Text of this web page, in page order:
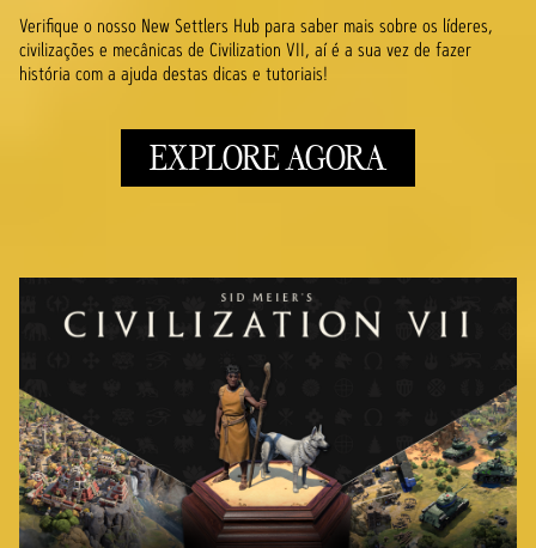
Verifique o nosso New Settlers Hub para saber mais sobre os líderes,
civilizações e mecânicas de Civilization VII, aí é a sua vez de fazer
história com a ajuda destas dicas e tutoriais!
EXPLORE AGORA